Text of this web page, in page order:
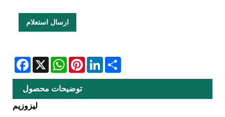
ارسال استعلام
Facebook
X WhatsAppPinterestLinkedIn
توضیحات محصول
لیزوزیم